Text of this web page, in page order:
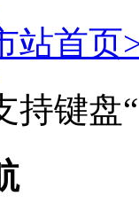
站首页
持键